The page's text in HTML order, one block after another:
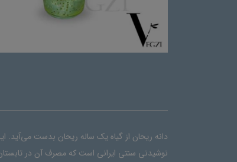
دانه ریحان از گیاه یک ساله ریحان بدست
نوشیدنی سنتی ایرانی است که مصرف آن در